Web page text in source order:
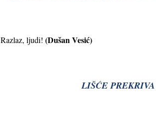
Razlaz, ljudi! (Dušan Vesić)
LIŠĆE